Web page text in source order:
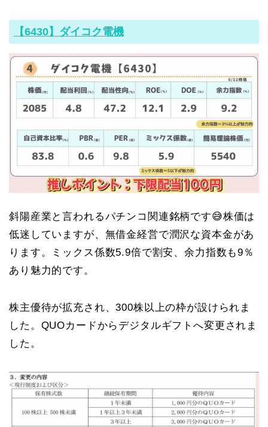
【6430】ダイコク電機
斜陽産業と言われるパチンコ関連銘柄です😅株価は
低迷していますが、無借金経営で潤沢な資本金があ
ります。ミックス係数5.9倍で割安、余力指数も9％
あり魅力的です。
株主優待が拡充され、300株以上の枠が設けられま
した。QUOカードからデジタルギフトへ変更されま
した。